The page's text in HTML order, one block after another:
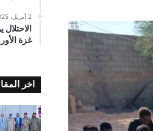
2 أبريل، 2025
غزة
اخر